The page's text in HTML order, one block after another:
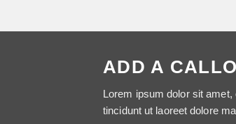
ADD A
Lorem ipsum dolor sit
tincidunt ut laoreet dolore